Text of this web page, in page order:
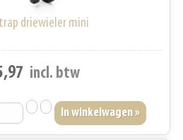
driewieler mini
incl. btw